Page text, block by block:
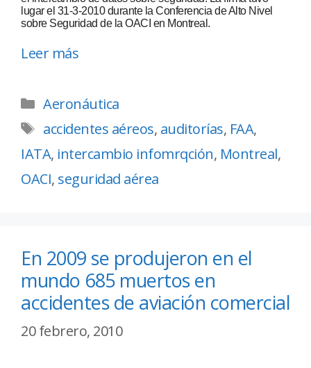
lugar el 31-3-2010 durante la Conferencia de Alto Nivel
sobre Seguridad de la OACI en Montreal.
Leer más
Aeronáutica
accidentes aéreos, auditorías, FAA,
IATA, intercambio infomrqción, Montreal,
OACI, seguridad aérea
En 2009 se produjeron en el
mundo 685 muertos en
accidentes de aviación comercial
20 febrero, 2010